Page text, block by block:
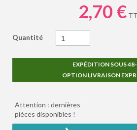
2,70 €
Quantité
EXPÉDITION SOUS
OPTION LIVRAISON
Attention : dernières
pièces disponibles !